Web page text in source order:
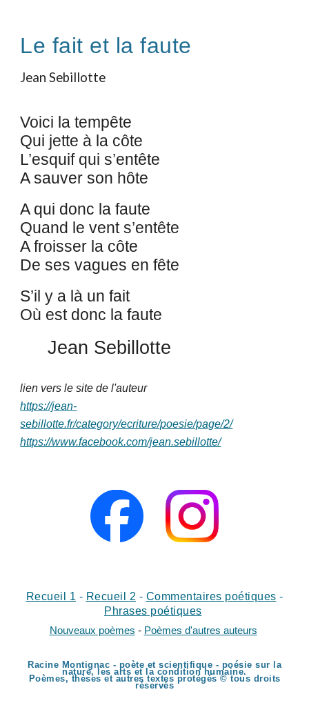
Le fait et la faute
Jean Sebillotte
Voici la tempête
Qui jette à la côte
L’esquif qui s’entête
A sauver son hôte
A qui donc la faute
Quand le vent s’entête
A froisser la côte
De ses vagues en fête
S’il y a là un fait
Où est donc la faute
Jean Sebillotte
lien versle site de l'auteur
https://jean-
sebillotte.fr/category/ecriture/poesie/page/2/
https://www.facebook.com/jean.sebillotte/
Recueil 1 - Recueil 2 - Commentaires poétiques -
Phrases poétiques
Nouveaux poèmes - Poèmes d'autres auteurs
Racine Montignac - poète et scientifique - poésie sur la
nature, les arts et la condition humaine.
Poèmes, thèses et autres textes protégés © tous droits
réservés